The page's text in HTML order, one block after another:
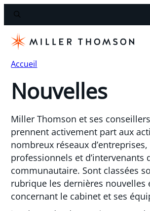
Accueil
Nouvelles
Miller Thomson et ses
prennent activement part aux
nombreux réseaux d’entreprises,
professionnels et d’intervenants
communautaire. Sont classées
rubrique les dernières nouvelles
concernant le cabinet et ses